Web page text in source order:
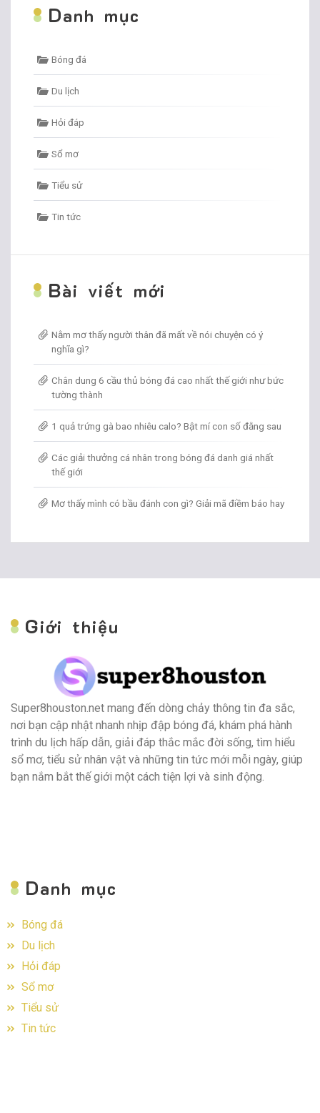
Danh mục
Bóng đá
Du lịch
Hỏi đáp
Sổ mơ
Tiểu sử
Tin tức
Bài viết mới
Nằm mơ thấy người thân đã mất về nói chuyện có ý
nghĩa gì?
Chân dung 6 cầu thủ bóng đá cao nhất thế giới như bức
tường thành
1 quả trứng gà bao nhiêu calo? Bật mí con số đằng sau
Các giải thưởng cá nhân trong bóng đá danh giá nhất
thế giới
Mơ thấy mình có bầu đánh con gì? Giải mã điềm báo hay
Giới thiệu
Super8houston.net mang đến dòng chảy thông tin đa sắc,
nơi bạn cập nhật nhanh nhịp đập bóng đá, khám phá hành
trình du lịch hấp dẫn, giải đáp thắc mắc đời sống, tìm hiểu
sổ mơ, tiểu sử nhân vật và những tin tức mới mỗi ngày, giúp
bạn nắm bắt thế giới một cách tiện lợi và sinh động.
Danh mục
Bóng đá
Du lịch
Hỏi đáp
Sổ mơ
Tiểu sử
Tin tức